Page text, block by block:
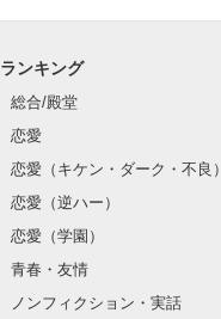
ランキング
総合/殿堂
恋愛
恋愛（キケン・ダーク・不良）
恋愛（逆ハー）
恋愛（学園）
青春・友情
ノンフィクション・実話